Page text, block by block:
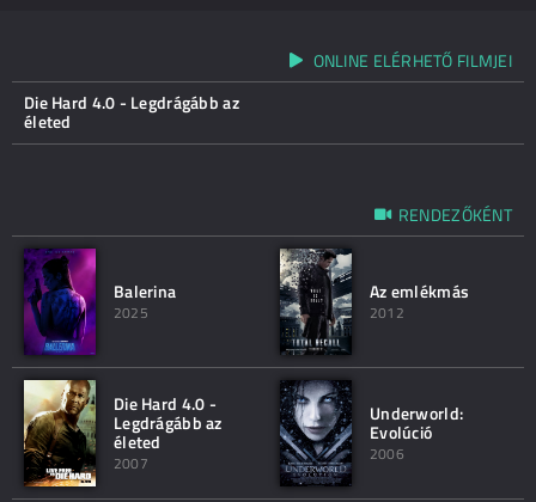
ONLINE ELÉRHETŐ FILMJEI
Die Hard 4.0 - Legdrágább az
életed
RENDEZŐKÉNT
Balerina
2025
Az emlékmás
2012
Die Hard 4.0 -
Legdrágább az
életed
2007
Underworld:
Evolúció
2006